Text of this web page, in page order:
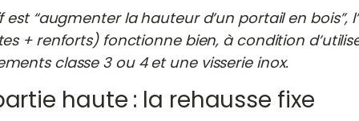
“augmenter la hauteur d’un portail en bois”,
+ renforts) fonctionne bien, à condition
classe 3 ou 4 et une visserie inox.
haute : la rehausse fixe